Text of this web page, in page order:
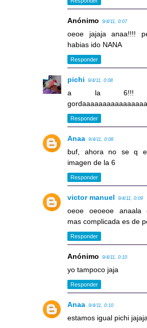
Anónimo 9/4/11, 0:07
oeoe jajaja anaa!!!!
habias ido NANA
Responder
pichi 9/4/11, 0:08
a la 6!!!
Responder
Anaa 9/4/11, 0:08
buf, ahora no se q
imagen de la 6
Responder
victor manuel 9/4/11, 0:09
oeoe oeoeoe anaala
mas complicada es de
Responder
Anónimo 9/4/11, 0:10
yo tampoco jaja
Responder
Anaa 9/4/11, 0:10
estamos igual pichi